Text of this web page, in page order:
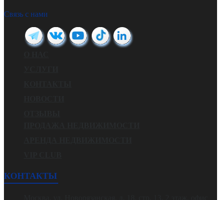
Связь с нами
КОНТАКТЫ